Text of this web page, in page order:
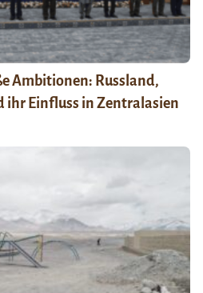
Ambitionen: Russland,
ihr Einfluss in Zentralasien